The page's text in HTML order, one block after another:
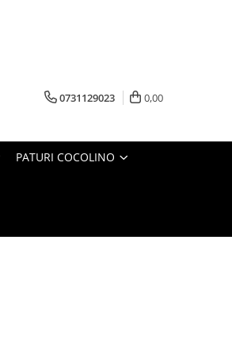
0731129023 0,00
PATURI COCOLINO